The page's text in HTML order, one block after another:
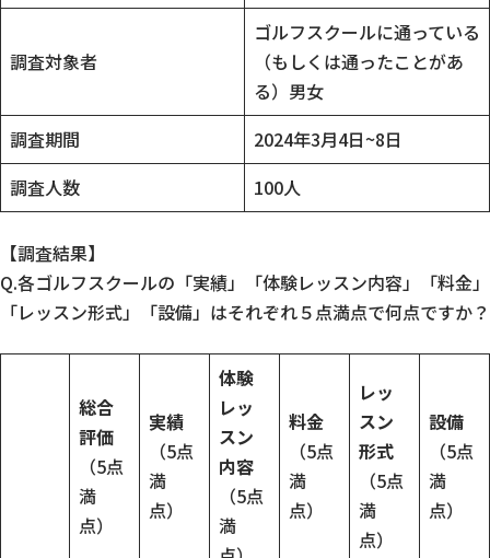
調査対象者
ゴルフスクールに通っている
（もしくは通ったことがあ
る）男女
調査期間
2024年3月4日~8日
調査人数
100人
【調査結果】
Q.各ゴルフスクールの「実績」「体験レッスン内容」「料金」
「レッスン形式」「設備」はそれぞれ５点満点で何点ですか？
総合
評価
（5点
満
点）
実績
（5点
満
点）
体験
レッ
スン
内容
（5点
満
料金
（5点
満
点）
レッ
スン
形式
（5点
満
点）
設備
（5点
満
点）